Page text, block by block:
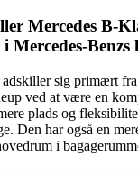
Mercedes B-
Mercedes-Benzs
sig primært
ved at være en
plads og
Den har også en
i